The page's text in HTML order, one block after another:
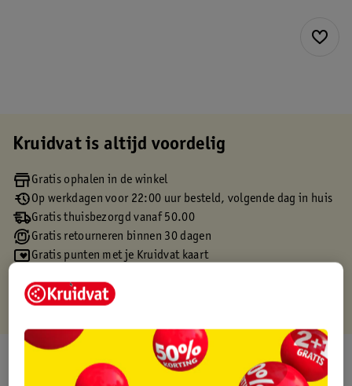
Kruidvat is altijd voordelig
Gratis ophalen in de winkel
Op werkdagen voor 22:00 uur besteld, volgende dag in huis
Gratis thuisbezorgd vanaf 50.00
Gratis retourneren binnen 30 dagen
Gratis punten met je Kruidvat kaart
Over dit product